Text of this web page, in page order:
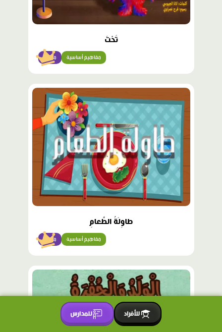
تَحْتَ
مبتدئ مفاهيم أساسية
محتوى
مميّز
طاوِلَةُ الطَّعامِ
مبتدئ مفاهيم أساسية
محتوى
للأفراد للمدارس